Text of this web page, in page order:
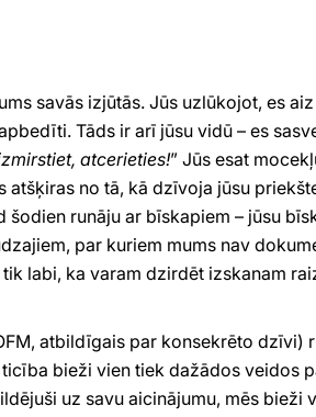
savās izjūtās. Jūs uzlūkojot, es
Tāds ir arī jūsu vidū – es
atcerieties!” Jūs esat
atšķiras no tā, kā dzīvoja jūsu
runāju ar bīskapiem – jūsu
par kuriem mums nav
labi, ka varam dzirdēt izskanam
atbildīgais par konsekrēto
bieži vien tiek dažādos veidos
uz savu aicinājumu, mēs